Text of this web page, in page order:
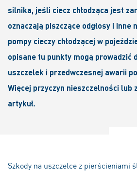
silnika, jeśli ciecz chłodząca jest
oznaczają piszczące odgłosy i inne
pompy cieczy chłodzącej w
opisane tu punkty mogą prowadzić
uszczelek i przedwczesnej awarii
Więcej przyczyn nieszczelności lub
artykuł.
Szkody na uszczelce z pierścieniami